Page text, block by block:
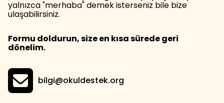
yalnızca "merhaba" demek isterseniz bile bize
ulaşabilirsiniz.
Formu doldurun, size en kısa sürede geri
dönelim.
bilgi@okuldestek.org